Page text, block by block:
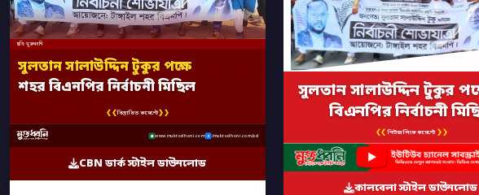
ছবি: মুক্তধ্বনি
সুলতান সালাউদ্দিন টুকুর পক্ষে
শহর বিএনপির নির্বাচনী মিছিল
❮❮বিস্তারিত কমেন্টে❯❯
www.muktodhoni.com /muktodhoni.com.bd
CBN ডার্ক স্টাইল ডাউনলোড
সুলতান সালাউদ্দিন টুকুর
বিএনপির নির্বাচনী
❮❮ নিউজ লিংক কমেন্টে ❯❯
কালবেলা স্টাইল ডাউনলোড